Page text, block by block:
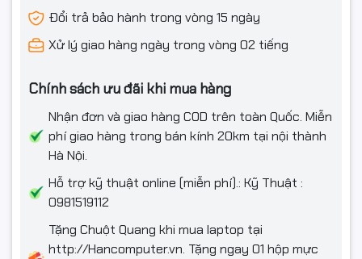
Đổi trả bảo hành trong vòng 15 ngày
Xử lý giao hàng ngày trong vòng 02 tiếng
Chính sách ưu đãi khi mua hàng
Nhận đơn và giao hàng COD trên toàn Quốc. Miễn
phí giao hàng trong bán kính 20km tại nội thành
Hà Nội.
Hỗ trợ kỹ thuật online (miễn phí).: Kỹ Thuật :
0981519112
Tặng Chuột Quang khi mua laptop tại
http://Hancomputer.vn. Tặng ngay 01 hộp mực